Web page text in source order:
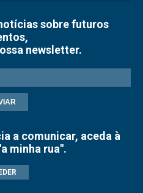
sobre futuros
newsletter.
a comunicar, aceda à
minha rua".